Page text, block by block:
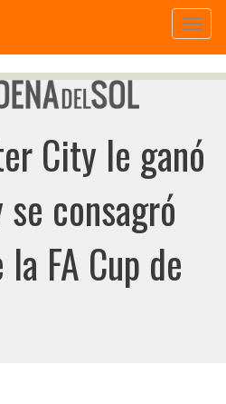
City le ganó
consagró
FA Cup de